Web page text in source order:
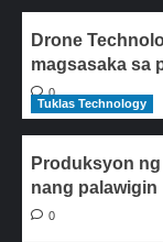
Drone
magsasaka sa
0
Tuklas Technology
Produksyon
nang palawigin
0